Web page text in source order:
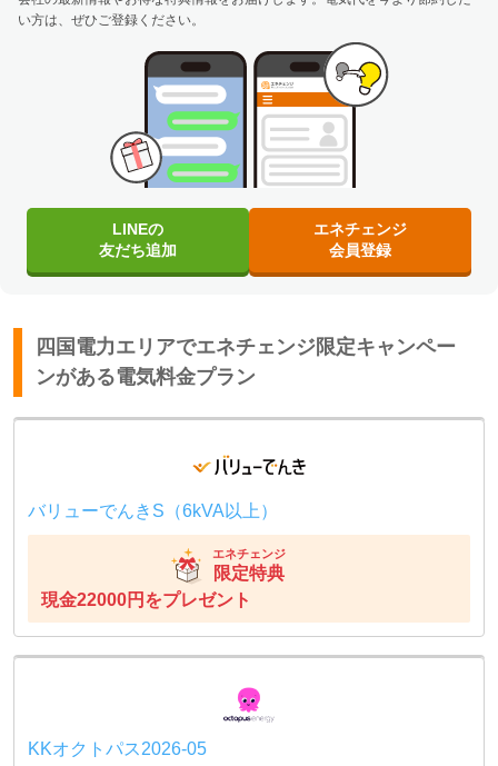
い方は、ぜひご登録ください。
LINEの
友だち追加
エネチェンジ
会員登録
四国電力エリアでエネチェンジ限定キャンペー
ンがある電気料金プラン
バリューでんきS（6kVA以上）
エネチェンジ
限定特典
現金22000円をプレゼント
KKオクトパス2026-05